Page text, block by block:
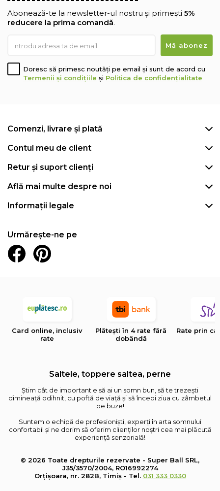
Abonează-te la newsletter-ul nostru și primești 5%
reducere la prima comandă.
Doresc să primesc noutăți pe email și sunt de acord cu
Termenii și condițiile și Politica de confidențialitate
Comenzi, livrare și plată
Contul meu de client
Retur și suport clienți
Află mai multe despre noi
Informații legale
Urmărește-ne pe
Card online, inclusiv
rate
Plătești în 4 rate fără
dobândă
Rate prin
Saltele, toppere saltea, perne
Știm cât de important e să ai un somn bun, să te trezești
dimineață odihnit, cu poftă de viață și să începi ziua cu zâmbetul
pe buze!
Suntem o echipă de profesioniști, experți în arta somnului
confortabil și ne dorim să oferim clienților noștri cea mai plăcută
experiență senzorială!
© 2026 Toate drepturile rezervate - Super Ball SRL,
J35/3570/2004, RO16992274
Orțișoara, nr. 282B, Timiș - Tel. 031 333 0330